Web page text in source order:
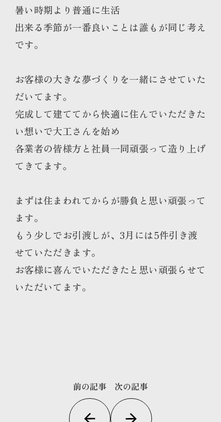
暑い時期より普通に生活
出来る季節が一番良いことは誰もが同じ考え
です。
お客様の大きな夢づくりを一緒にさせていた
だいてます。
完成して建ててから快適に住んでいただきた
い想いで大工さんを始め
各業者の皆様方と社員一同頑張って造り上げ
てきてます。
まずは住まわれてからが勝負と思い頑張って
ます。
もう少しでお引渡しが、3月には5件引き渡
せていただきます。
お客様に喜んでいただきたと思い頑張らせて
いただいてます。
前の記事 次の記事